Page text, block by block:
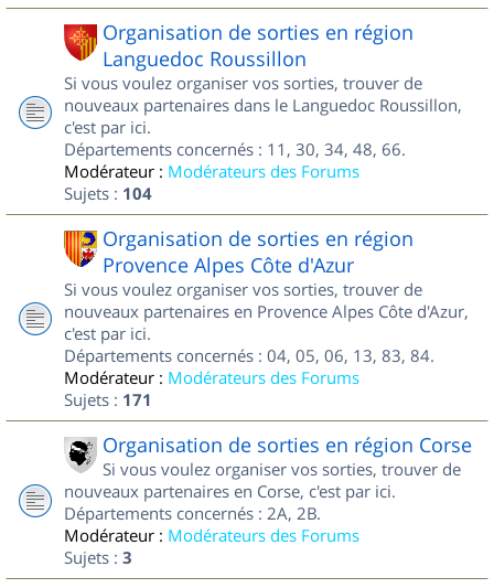
Organisation de sorties en région
Languedoc Roussillon
Si vous voulez organiser vos sorties, trouver de
nouveaux partenaires dans le Languedoc Roussillon,
c'est par ici.
Départements concernés : 11, 30, 34, 48, 66.
Modérateur : Modérateurs des Forums
Sujets : 104
Organisation de sorties en région
Provence Alpes Côte d'Azur
Si vous voulez organiser vos sorties, trouver de
nouveaux partenaires en Provence Alpes Côte d'Azur,
c'est par ici.
Départements concernés : 04, 05, 06, 13, 83, 84.
Modérateur : Modérateurs des Forums
Sujets : 171
Organisation de sorties en région Corse
Si vous voulez organiser vos sorties, trouver de
nouveaux partenaires en Corse, c'est par ici.
Départements concernés : 2A, 2B.
Modérateur : Modérateurs des Forums
Sujets : 3